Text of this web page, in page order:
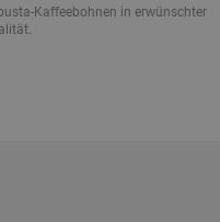
Kaffeebohnen in erwünschter